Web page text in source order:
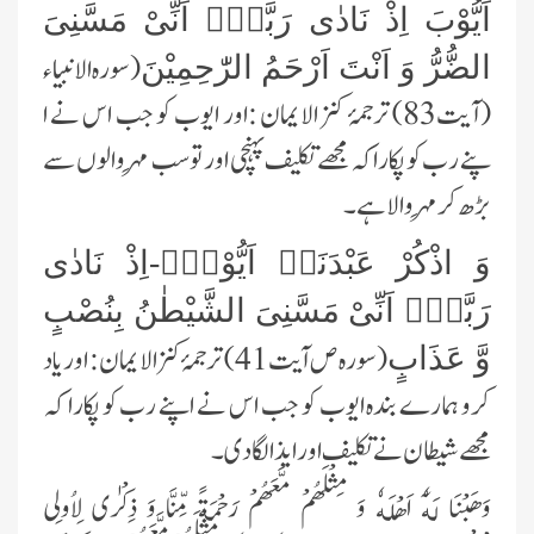
اَیُّوْبَ اِذْ نَادٰى رَبَّهٗۤ اَنِّیْ مَسَّنِیَ
الضُّرُّ وَ اَنْتَ اَرْحَمُ الرّٰحِمِیْنَ(سورہ الانبیاء
(آ یت83) ترجمۂ کنز الایمان :اور ایوب کو جب اس نے ا
پنے رب کو پکارا کہ مجھے تکلیف پہنچی اور تو سب مِہر والوں سے
بڑھ کر مِہر والا ہے۔
وَ اذْكُرْ عَبْدَنَاۤ اَیُّوْبَۘ-اِذْ نَادٰى
رَبَّهٗۤ اَنِّیْ مَسَّنِیَ الشَّیْطٰنُ بِنُصْبٍ
وَّ عَذَابٍ
(سورہ ص آ یت41) ترجمۂ کنز الایمان: اور یاد
کرو ہمارے بندہ ایوب کو جب اس نے اپنے رب کو پکارا کہ
مجھے شیطان نے تکلیف اور ایذا لگادی۔
وَهَبْنَا لَهٗۤ اَهْلَهٗ وَ مِثْلَهُمْ مَّعَهُمْ رَحْمَةً مِّنَّا وَ ذِكْرٰى لِاُولِی